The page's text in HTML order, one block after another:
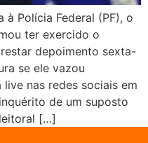
à Polícia Federal (PF), o
ter exercido o
depoimento sexta-
se ele vazou
nas redes sociais em
de um suposto
[…]